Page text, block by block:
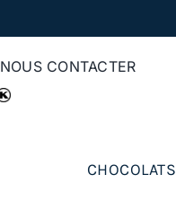
NOUS CONTACTER
CHOCOLATS